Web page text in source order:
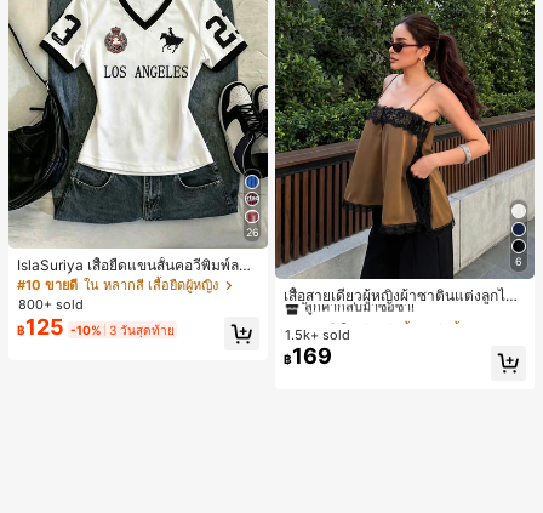
26
IslaSuriya เสื้อยืดแขนสั้นคอวีพิมพ์ลาย
สีตัดกันสำหรับผู้หญิง
#10 ขายดี ใน หลากสี เสื้อยืดผู้หญิง
800+ sold
฿125 -10% 3 วันสุดท้าย
6
เสื้อสายเดี่ยวผู้หญิงผ้าซาตินแต่งลูกไม้
- เสื้อสายเดี่ยวฤดูร้อนสีคากีมีรอยผ่าด้า
นข้างที่น่าดึงดูดแบบสบายๆ
#1 ขายดี
ใน สีกากี เสื้อสตรี เสื้อเบลาส์ & Tee
ลูกค้ากลับมาซื้อซ้ำ!
#1 ขายดี
ลูกค้ากลับมาซื้อซ้ำ!
#1 ขายดี
ลูกค้ากลับมาซื้อซ้ำ!
#1 ขายดี
ใน สีกากี เสื้อสตรี เสื้อเบลาส์ & Tee
1.5k+ sold
฿169